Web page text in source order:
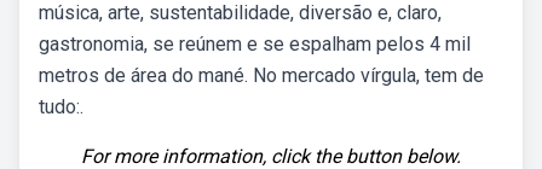
música, arte, sustentabilidade, diversão e, claro,
gastronomia, se reúnem e se espalham pelos 4 mil
metros de área do mané. No mercado vírgula, tem de
tudo:.
For more information, click the button below.